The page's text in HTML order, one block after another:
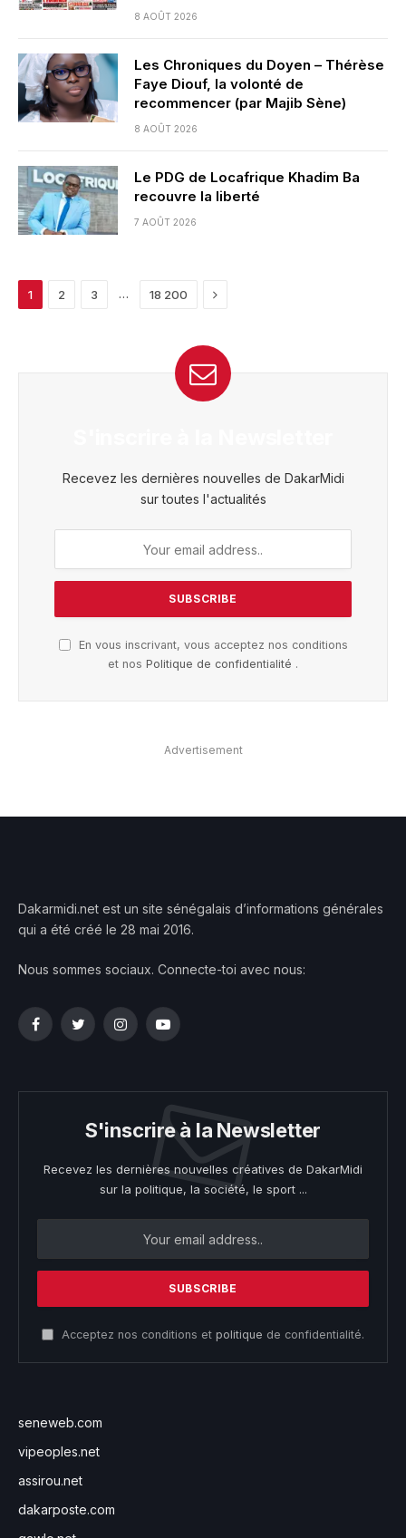
8 AOÛT 2026
Les Chroniques du Doyen – Thérèse
Faye Diouf, la volonté de
recommencer (par Majib Sène)
8 AOÛT 2026
Le PDG de Locafrique Khadim Ba
recouvre la liberté
7 AOÛT 2026
1 2 3 … 18 200 Next
Recevez les dernières nouvelles de DakarMidi
sur toutes l'actualités
En vous inscrivant, vous acceptez nos conditions
et nos Politique de confidentialité .
Advertisement
Dakarmidi.net est un site sénégalais d’informations générales
qui a été créé le 28 mai 2016.
Nous sommes sociaux. Connecte-toi avec nous:
FacebookTwitterInstagramYouTube
S'inscrire à la Newsletter
Recevez les dernières nouvelles créatives de DakarMidi
sur la politique, la société, le sport ...
Acceptez nos conditions et politique de confidentialité.
seneweb.com
vipeoples.net
assirou.net
dakarposte.com